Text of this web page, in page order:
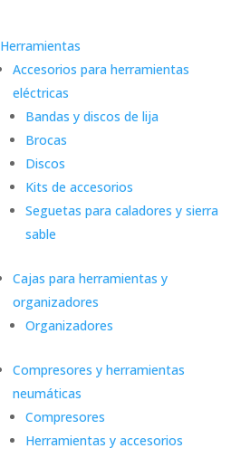
Herramientas
Accesorios para herramientas
eléctricas
Bandas y discos de lija
Brocas
Discos
Kits de accesorios
Seguetas para caladores y sierra
sable
Cajas para herramientas y
organizadores
Organizadores
Compresores y herramientas
neumáticas
Compresores
Herramientas y accesorios